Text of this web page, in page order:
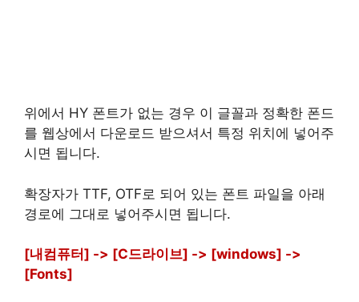
위에서 HY 폰트가 없는 경우 이 글꼴과 정확한 폰드
를 웹상에서 다운로드 받으셔서 특정 위치에 넣어주
시면 됩니다.
확장자가 TTF, OTF로 되어 있는 폰트 파일을 아래
경로에 그대로 넣어주시면 됩니다.
[내컴퓨터] -> [C드라이브] -> [windows] ->
[Fonts]